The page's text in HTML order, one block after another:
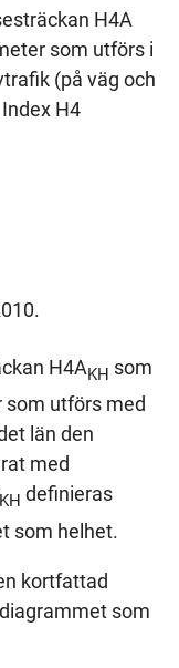
H4A
som utförs i
(på väg och
H4
H4AKH som
utförs med
län den
med
definieras
som helhet.
kortfattad
som